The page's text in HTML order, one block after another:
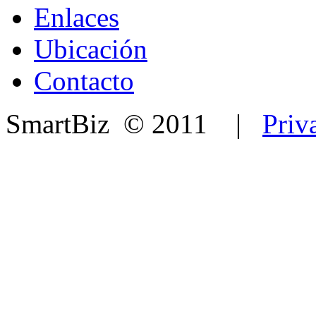
Enlaces
Ubicación
Contacto
SmartBiz © 2011 |